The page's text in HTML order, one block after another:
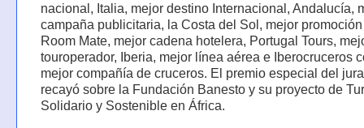
nacional, Italia, mejor destino Internacional, Andalucía,
campaña publicitaria, la Costa del Sol, mejor
Room Mate, mejor cadena hotelera, Portugal Tours,
touroperador, Iberia, mejor línea aérea e Iberocruceros
mejor compañía de cruceros. El premio especial del
recayó sobre la Fundación Banesto y su proyecto de
Solidario y Sostenible en África.